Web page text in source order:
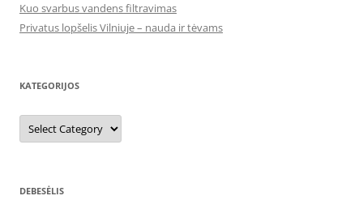
Kuo svarbus vandens filtravimas
Privatus lopšelis Vilniuje – nauda ir tėvams
KATEGORIJOS
Kategorijos
DEBESĖLIS